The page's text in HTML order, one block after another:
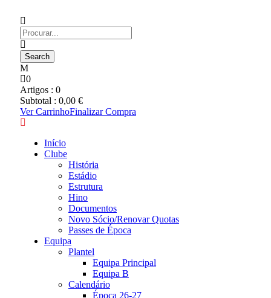
0
Artigos : 0
Subtotal : 0,00 €
Ver CarrinhoFinalizar Compra
Início
Clube
História
Estádio
Estrutura
Hino
Documentos
Novo Sócio/Renovar Quotas
Passes de Época
Equipa
Plantel
Equipa Principal
Equipa B
Calendário
Época 26-27